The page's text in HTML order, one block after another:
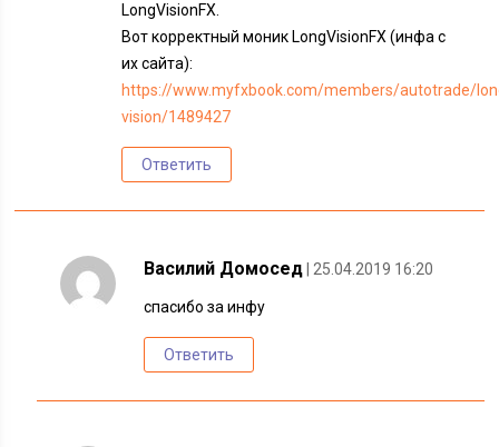
LongVisionFX.
Вот корректный моник LongVisionFX (инфа с
их сайта):
https://www.myfxbook.com/members/autotrade/
vision/1489427
Ответить
Василий Домосед | 25.04.2019 16:20
спасибо за инфу
Ответить